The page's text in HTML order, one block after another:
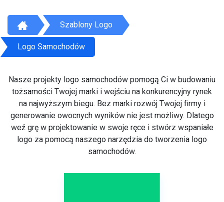
Szablony Logo
Logo Samochodów
Nasze projekty logo samochodów pomogą Ci w budowaniu
tożsamości Twojej marki i wejściu na konkurencyjny rynek
na najwyższym biegu. Bez marki rozwój Twojej firmy i
generowanie owocnych wyników nie jest możliwy. Dlatego
weź grę w projektowanie w swoje ręce i stwórz wspaniałe
logo za pomocą naszego narzędzia do tworzenia logo
samochodów.